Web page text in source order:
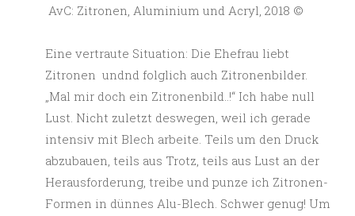
AvC: Zitronen, Aluminium und Acryl, 2018 ©️
Eine vertraute Situation: Die Ehefrau liebt
Zitronen undnd folglich auch Zitronenbilder.
„Mal mir doch ein Zitronenbild..!“ Ich habe null
Lust. Nicht zuletzt deswegen, weil ich gerade
intensiv mit Blech arbeite. Teils um den Druck
abzubauen, teils aus Trotz, teils aus Lust an der
Herausforderung, treibe und punze ich Zitronen-
Formen in dünnes Alu-Blech. Schwer genug! Um